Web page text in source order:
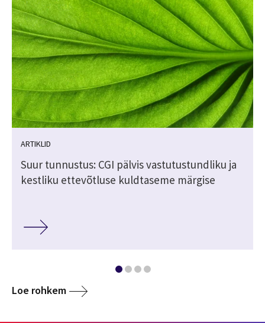
ARTIKLID
Suur tunnustus: CGI pälvis vastutustundliku ja
kestliku ettevõtluse kuldtaseme märgise
Loe rohkem